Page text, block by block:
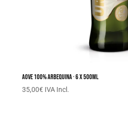
AOVE 100% Arbequina · 6 x 500ML
35,00€ IVA Incl.